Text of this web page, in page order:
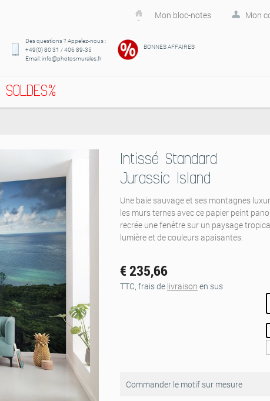
Mon bloc-notes Mon
Des questions ? Appelez-nous :
+49(0) 80 31 / 406 89-35
Email: info@photosmurales.fr
BONNES AFFAIRES
SOLDES%
Intissé Standard
Jurassic Island
Une baie sauvage et ses montagnes
les murs ternes avec ce papier peint
recrée une fenêtre sur un paysage
lumière et de couleurs apaisantes.
€ 235,66
TTC, frais de livraison en sus
Commander le motif sur mesure